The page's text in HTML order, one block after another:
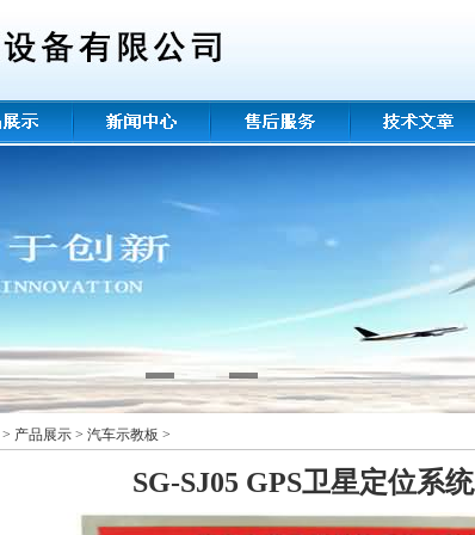
> 产品展示 > 汽车示教板 >
SG-SJ05 GPS卫星定位系